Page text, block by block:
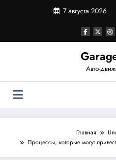
7 августа 2026
Авто-
Главная
Процессы, которые могут